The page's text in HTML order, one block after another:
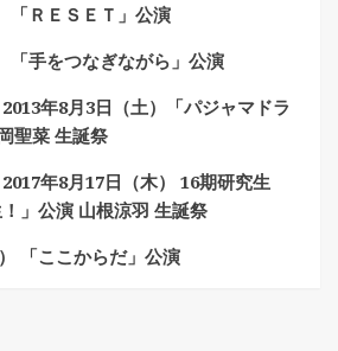
「ＲＥＳＥＴ」公演
「手をつなぎながら」公演
2013年8月3日（土）「パジャマドラ
聖菜 生誕祭
年8月17日（木） 16期研究生
！」公演 山根涼羽 生誕祭
「ここからだ」公演